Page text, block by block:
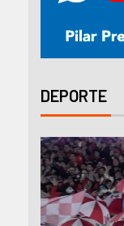
DEPORTE